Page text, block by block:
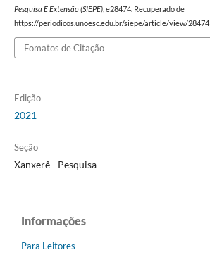
Pesquisa E Extensão (SIEPE), e28474. Recuperado de
https://periodicos.unoesc.edu.br/siepe/article/view/28474
Fomatos de Citação
Edição
2021
Seção
Xanxerê - Pesquisa
Informações
Para Leitores